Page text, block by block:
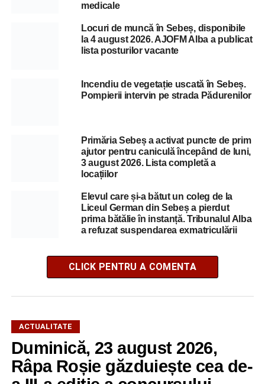
medicale
Locuri de muncă în Sebeș, disponibile
la 4 august 2026. AJOFM Alba a publicat
lista posturilor vacante
Incendiu de vegetație uscată în Sebeș.
Pompierii intervin pe strada Pădurenilor
Primăria Sebeș a activat puncte de prim
ajutor pentru caniculă începând de luni,
3 august 2026. Lista completă a
locațiilor
Elevul care și-a bătut un coleg de la
Liceul German din Sebeș a pierdut
prima bătălie în instanță. Tribunalul Alba
a refuzat suspendarea exmatriculării
CLICK PENTRU A COMENTA
ACTUALITATE
Duminică, 23 august 2026,
Râpa Roșie găzduiește cea de-